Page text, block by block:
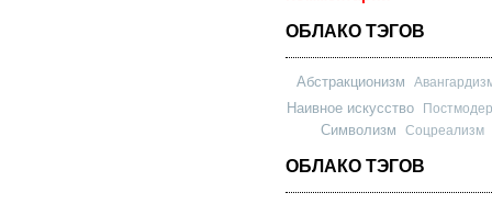
ОБЛАКО ТЭГОВ
Абстракционизм
Наивное искусство
Символизм Соцреализм
ОБЛАКО ТЭГОВ